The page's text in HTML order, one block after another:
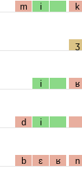
m i k
ʒ
i ʁ
d i
b ɛ ʁ n